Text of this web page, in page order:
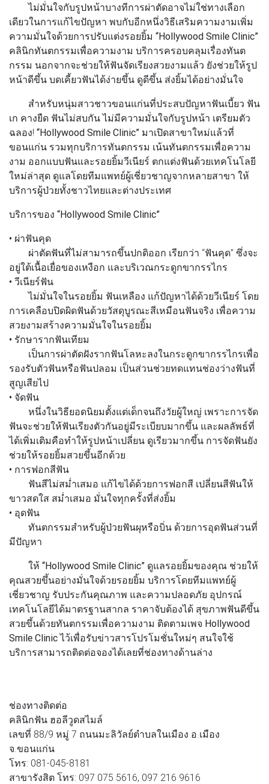
ไม่มั่นใจกับรูปหน้าบางทีการผ่าตัดอาจไม่ใช่ทางเลือก
เดียวในการแก้ไขปัญหา พบกับอีกหนึ่งวิธีเสริมความงามเพิ่ม
ความมั่นใจด้วยการปรับแต่งรอยยิ้ม “Hollywood Smile Clinic”
คลินิกทันตกรรมเพื่อความงาม บริการครอบคลุมเรื่องทันต
กรรม นอกจากจะช่วยให้ฟันจัดเรียงสวยงามแล้ว ยังช่วยให้รูป
หน้าดีขึ้น บดเคี้ยวฟันได้ง่ายขึ้น ดูดีขึ้น ส่งยิ้มได้อย่างมั่นใจ
สำหรับหนุ่มสาวชาวขอนแก่นที่ประสบปัญหาฟันเบี้ยว ฟัน
เก คางยืด ฟันไม่สบกัน ไม่มีความมั่นใจกับรูปหน้า เตรียมตัว
ฉลอง! “Hollywood Smile Clinic” มาเปิดสาขาใหม่แล้วที่
ขอนแก่น รวมทุกบริการทันตกรรม เน้นทันตกรรมเพื่อความ
งาม ออกแบบฟันและรอยยิ้มวีเนียร์ ตกแต่งฟันด้วยเทคโนโลยี
ใหม่ล่าสุด ดูแลโดยทีมแพทย์ผู้เชี่ยวชาญจากหลายสาขา ให้
บริการผู้ป่วยทั้งชาวไทยและต่างประเทศ
บริการของ “Hollywood Smile Clinic”
• ผ่าฟันคุด
ผ่าตัดฟันที่ไม่สามารถขึ้นปกติออก เรียกว่า “ฟันคุด” ซึ่งจะ
อยู่ใต้เนื้อเยื่อของเหงือก และบริเวณกระดูกขากรรไกร
• วีเนียร์ฟัน
ไม่มั่นใจในรอยยิ้ม ฟันเหลือง แก้ปัญหาได้ด้วยวีเนียร์ โดย
การเคลือบปิดผิดฟันด้วยวัสดุบูรณะสีเหมือนฟันจริง เพื่อความ
สวยงามสร้างความมั่นใจในรอยยิ้ม
• รักษารากฟันเทียม
เป็นการผ่าตัดฝังรากฟันโลหะลงในกระดูกขากรรไกรเพื่อ
รองรับตัวฟันหรือฟันปลอม เป็นส่วนช่วยทดแทนช่องว่างฟันที่
สูญเสียไป
• จัดฟัน
หนึ่งในวิธียอดนิยมตั้งแต่เด็กจนถึงวัยผู้ใหญ่ เพราะการจัด
ฟันจะช่วยให้ฟันเรียงตัวกันอยู่มีระเบียบมากขึ้น และผลลัพธ์ที่
ได้เพิ่มเติมคือทำให้รูปหน้าเปลี่ยน ดูเรียวมากขึ้น การจัดฟันยัง
ช่วยให้รอยยิ้มสวยขึ้นอีกด้วย
• การฟอกสีฟัน
ฟันสีไม่สม่ำเสมอ แก้ไขได้ด้วยการฟอกสี เปลี่ยนสีฟันให้
ขาวสดใส สม่ำเสมอ มั่นใจทุกครั้งที่ส่งยิ้ม
• อุดฟัน
ทันตกรรมสำหรับผู้ป่วยฟันผุหรือบิ่น ด้วยการอุดฟันส่วนที่
มีปัญหา
ให้ “Hollywood Smile Clinic” ดูแลรอยยิ้มของคุณ ช่วยให้
คุณสวยขึ้นอย่างมั่นใจด้วยรอยยิ้ม บริการโดยทีมแพทย์ผู้
เชี่ยวชาญ รับประกันคุณภาพ และความปลอดภัย อุปกรณ์
เทคโนโลยีได้มาตรฐานสากล ราคาจับต้องได้ สุขภาพฟันดีขึ้น
สวยขึ้นด้วยทันตกรรมเพื่อความงาม ติดตามเพจ Hollywood
Smile Clinicไว้เพื่อรับข่าวสารโปรโมชั่นใหม่ๆ สนใจใช้
บริการสามารถติดต่อจองได้เลยที่ช่องทางด้านล่าง
ช่องทางติดต่อ
คลินิกฟัน ฮอลีวูดสไมล์
เลขที่ 88/9 หมู่ 7 ถนนมะลิวัลย์ตำบลในเมือง อ.เมือง
จ.ขอนแก่น
โทร: 081-045-8181
สาขารังสิต โทร: 097 075 5616, 097 216 9616